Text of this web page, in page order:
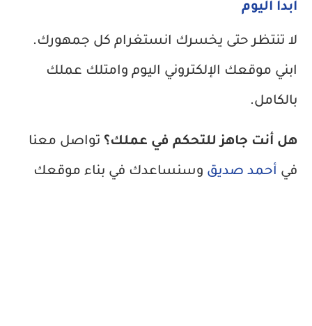
ابدأ اليوم
لا تنتظر حتى يخسرك انستغرام كل جمهورك.
ابني موقعك الإلكتروني اليوم وامتلك عملك
بالكامل.
هل أنت جاهز للتحكم في عملك؟ تواصل معنا
في أحمد صديق وسنساعدك في بناء موقعك